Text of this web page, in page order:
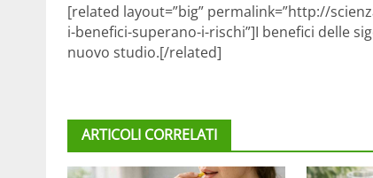
[related layout=”big” permalink=”http://
i-benefici-superano-i-rischi”]I benefici delle
nuovo studio.[/related]
ARTICOLI CORRELATI